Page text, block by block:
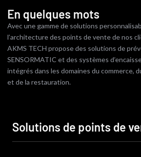
En quelques mots
Avec une gamme de solutions
l’architecture des points de vente de nos
AKMS TECH propose des solutions de
SENSORMATIC et des systèmes
intégrés dans les domaines du commerce,
et de la restauration.
Solutions de points de